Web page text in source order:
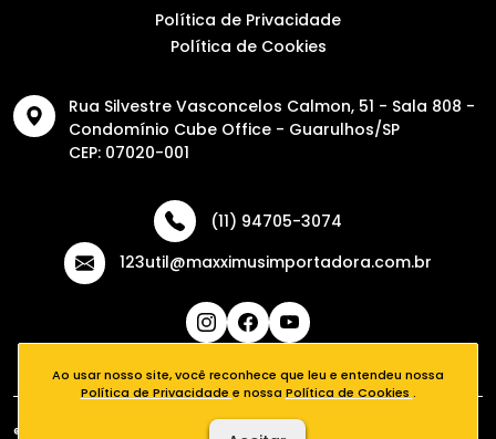
Política de Privacidade
Política de Cookies
Rua Silvestre Vasconcelos Calmon, 51 - Sala 808 -
Condomínio Cube Office - Guarulhos/SP
CEP: 07020-001
(11) 94705-3074
123util@maxximusimportadora.com.br
® 2026 - 123Útil - Todos os direitos reservados. Desenvolvido por
Ao usar nosso site, você reconhece que leu e entendeu nossa
Política de Privacidade e nossa Política de Cookies .